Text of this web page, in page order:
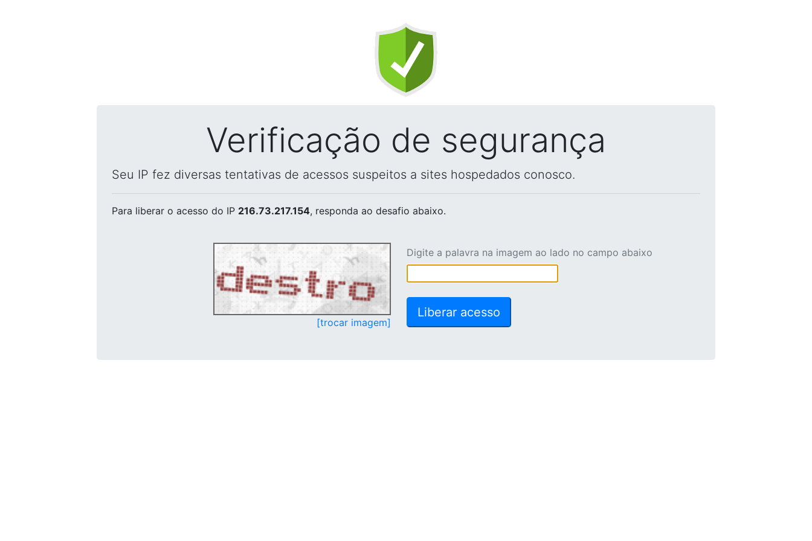
Verificação de segurança
Seu IP fez diversas tentativas de acessos suspeitos a sites hospedados conosco.
Para liberar o acesso do IP 216.73.217.154, responda ao desafio abaixo.
[trocar imagem]
Digite a palavra na imagem ao lado no campo abaixo